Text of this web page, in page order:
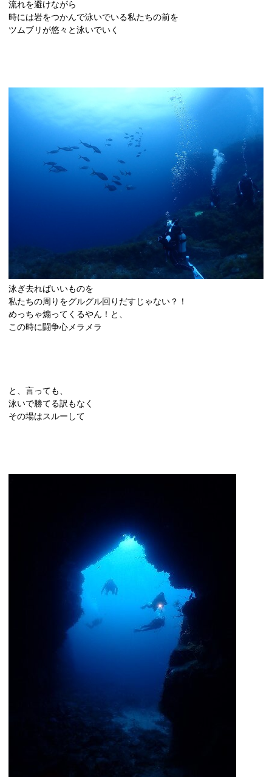
流れを避けながら
時には岩をつかんで泳いでいる私たちの前を
ツムブリが悠々と泳いでいく
泳ぎ去ればいいものを
私たちの周りをグルグル回りだすじゃない？！
めっちゃ煽ってくるやん！と、
この時に闘争心メラメラ
と、言っても、
泳いで勝てる訳もなく
その場はスルーして